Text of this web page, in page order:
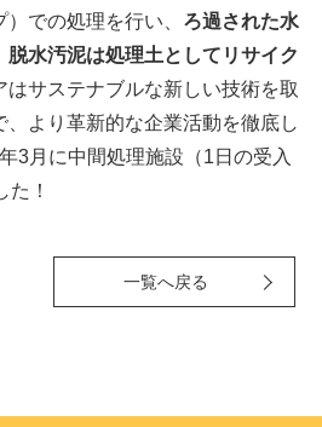
での処理を行い、 ろ過された水
水汚泥は処理土としてリサイク
はサステナブルな新しい技術を取
、より革新的な企業活動を徹底し
3月に中間処理施設（1日の受入
た！
一覧へ戻る